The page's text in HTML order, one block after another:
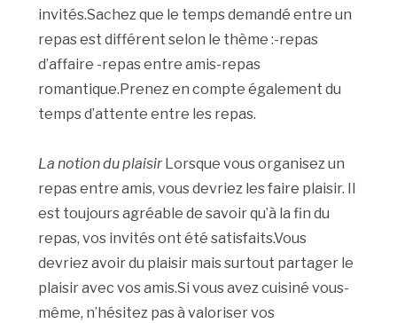
invités.Sachez que le temps demandé entre un
repas est différent selon le thème :-repas
d’affaire -repas entre amis-repas
romantique.Prenez en compte également du
temps d’attente entre les repas.
La notion du plaisirLorsque vous organisez un
repas entre amis, vous devriez les faire plaisir. Il
est toujours agréable de savoir qu’à la fin du
repas, vos invités ont été satisfaits.Vous
devriez avoir du plaisir mais surtout partager le
plaisir avec vos amis.Si vous avez cuisiné vous-
même, n’hésitez pas à valoriser vos